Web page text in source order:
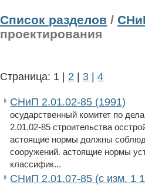
Список разделов /
проектирования
Страница: 1 | 2 | 3 |4
СНиП 2.01.02-85 (1991)
осударственный комитет по
2.01.02-85 строительства
астоящие нормы должны
сооружений. астоящие нормы
классифик...
СНиП 2.01.07-85 (с изм. 1